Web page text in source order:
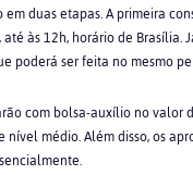
duas etapas. A primeira
às 12h, horário de
poderá ser feita no mesmo
com bolsa-auxílio no valor
nível médio. Além disso, os